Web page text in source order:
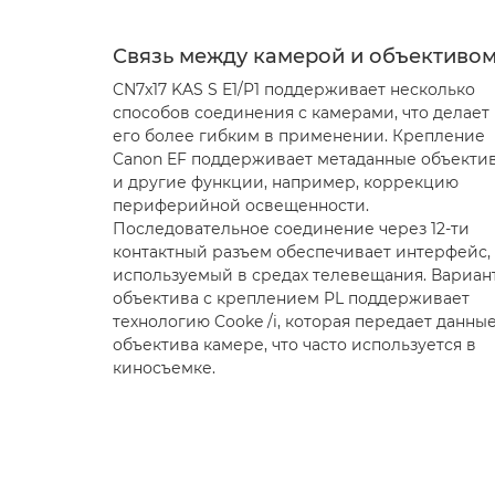
Связь между камерой и объективом
CN7x17 KAS S E1/P1 поддерживает несколько
способов соединения с камерами, что делает
его более гибким в применении. Крепление
Canon EF поддерживает метаданные
и другие функции, например, коррекцию
периферийной освещенности.
Последовательное соединение через 12-ти
контактный разъем обеспечивает интерфейс,
используемый в средах телевещания.
объектива с креплением PL поддерживает
технологию Cooke /i, которая передает данные
объектива камере, что часто используется в
киносъемке.